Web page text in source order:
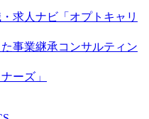
求人ナビ「オプトキャリ
事業継承コンサルティン
ーズ」